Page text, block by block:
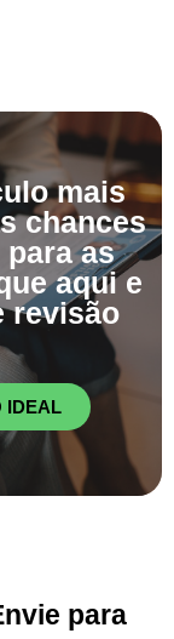
mais
chances
para as
aqui e
revisão
IDEAL
para